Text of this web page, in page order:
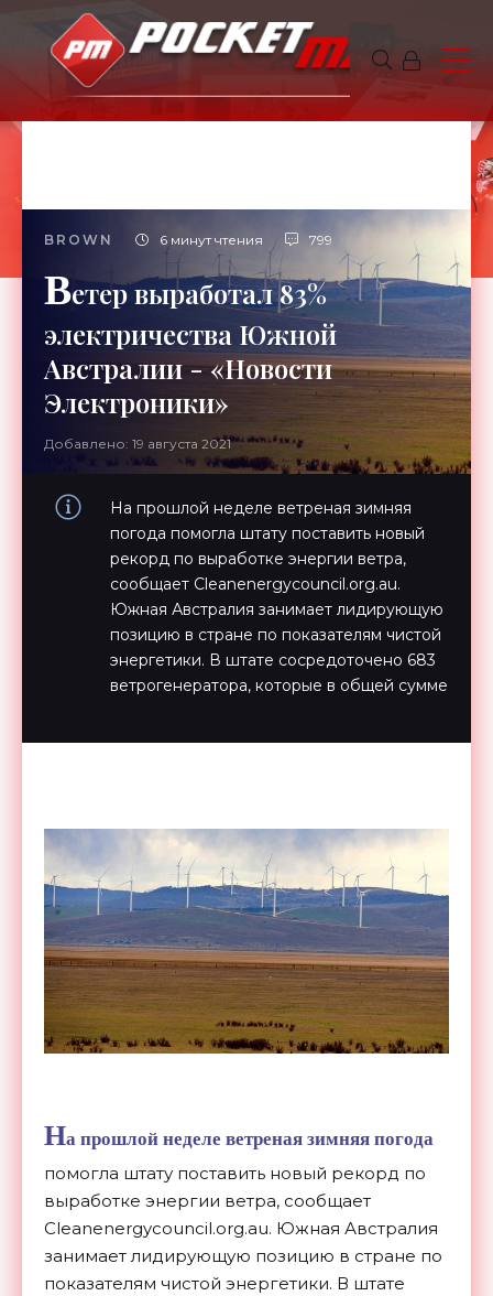
BROWN 6 минут чтения 799
Ветер выработал 83%
электричества Южной
Австралии - «Новости
Электроники»
Добавлено: 19 августа 2021
На прошлой неделе ветреная зимняя
погода помогла штату поставить новый
рекорд по выработке энергии ветра,
сообщает Cleanenergycouncil.org.au.
Южная Австралия занимает лидирующую
позицию в стране по показателям чистой
энергетики. В штате сосредоточено 683
ветрогенератора, которые в общей сумме
На прошлой неделе ветреная зимняя погода
помогла штату поставить новый рекорд по
выработке энергии ветра, сообщает
Cleanenergycouncil.org.au. Южная Австралия
занимает лидирующую позицию в стране по
показателям чистой энергетики. В штате